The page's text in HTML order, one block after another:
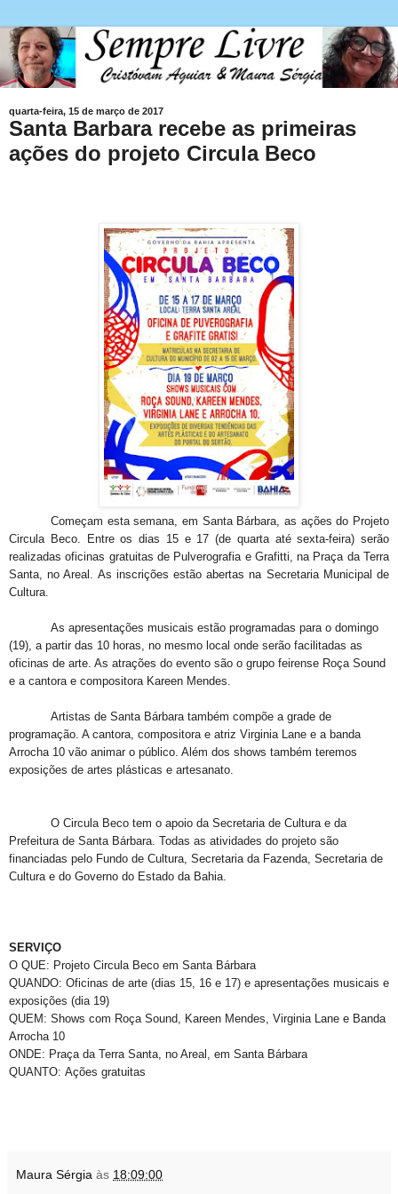
quarta-feira, 15 de março de 2017
Santa Barbara recebe as primeiras
ações do projeto Circula Beco
Começam esta semana, em Santa Bárbara, as ações do Projeto
Circula Beco. Entre os dias 15 e 17 (de quarta até sexta-feira) serão
realizadas oficinas gratuitas de Pulverografia e Grafitti, na Praça da Terra
Santa, no Areal. As inscrições estão abertas na Secretaria Municipal de
Cultura.
As apresentações musicais estão programadas para o domingo
(19), a partir das 10 horas, no mesmo local onde serão facilitadas as
oficinas de arte. As atrações do evento são o grupo feirense Roça Sound
e a cantora e compositora Kareen Mendes.
Artistas de Santa Bárbara também compõe a grade de
programação. A cantora, compositora e atriz Virginia Lane e a banda
Arrocha 10 vão animar o público. Além dos shows também teremos
exposições de artes plásticas e artesanato.
O Circula Beco tem o apoio da Secretaria de Cultura e da
Prefeitura de Santa Bárbara. Todas as atividades do projeto são
financiadas pelo Fundo de Cultura, Secretaria da Fazenda, Secretaria de
Cultura e do Governo do Estado da Bahia.
SERVIÇO
O QUE: Projeto Circula Beco em Santa Bárbara
QUANDO: Oficinas de arte (dias 15, 16 e 17) e apresentações musicais e
exposições (dia 19)
QUEM: Shows com Roça Sound, Kareen Mendes, Virginia Lane e Banda
Arrocha 10
ONDE: Praça da Terra Santa, no Areal, em Santa Bárbara
QUANTO: Ações gratuitas
Maura Sérgia às 18:09:00